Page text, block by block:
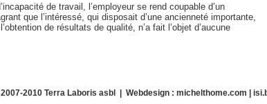
de travail, l’employeur se rend coupable d’un
que l’intéressé, qui disposait d’une ancienneté importante,
de résultats de qualité, n’a fait l’objet d’aucune
2010 Terra Laboris asbl | Webdesign : michelthome.com